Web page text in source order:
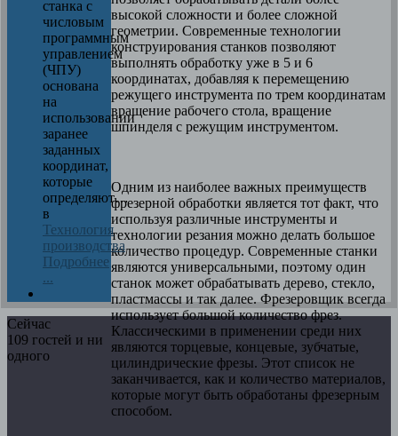
высокой сложности и более сложной
геометрии. Современные технологии
конструирования станков позволяют
выполнять обработку уже в 5 и 6
координатах, добавляя к перемещению
режущего инструмента по трем координатам
вращение рабочего стола, вращение
шпинделя с режущим инструментом.
Одним из наиболее важных преимуществ
фрезерной обработки является тот факт, что
используя различные инструменты и
технологии резания можно делать большое
количество процедур. Современные станки
являются универсальными, поэтому один
станок может обрабатывать дерево, стекло,
пластмассы и так далее. Фрезеровщик всегда
использует большой количество фрез.
Классическими в применении среди них
являются торцевые, концевые, зубчатые,
цилиндрические фрезы. Этот список не
заканчивается, как и количество материалов,
которые могут быть обработаны фрезерным
способом.
станка с
числовым
программным
управлением
(ЧПУ)
основана
на
использовании
заранее
заданных
координат,
которые
определяют…
в
Технология
производства
Подробнее
...
Сейчас
109 гостей и ни
одного